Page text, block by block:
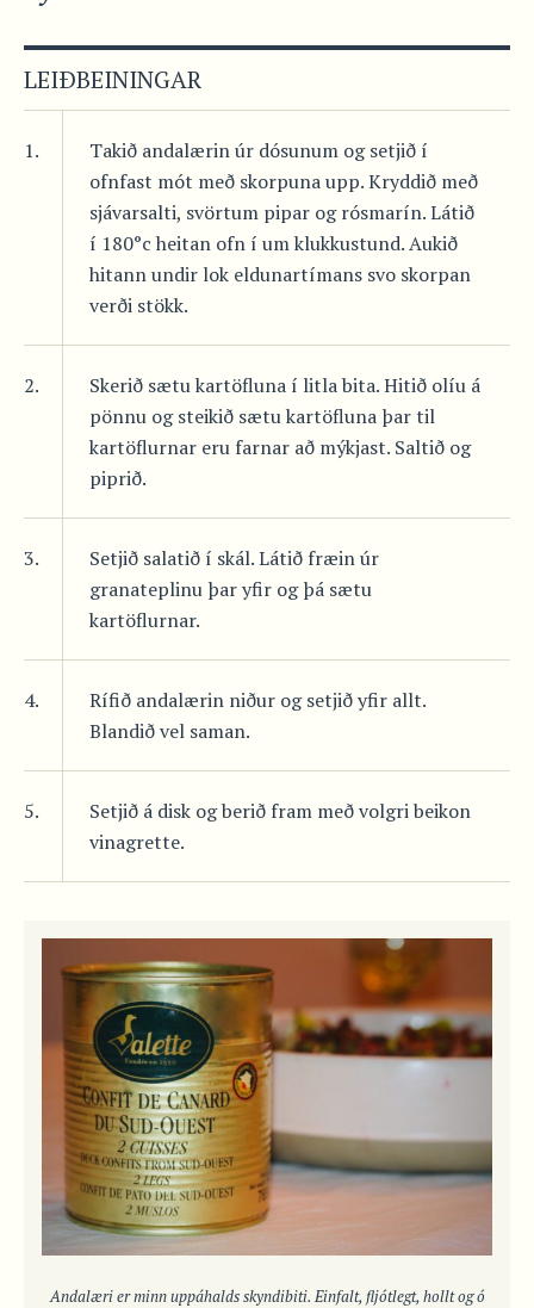
LEIÐBEININGAR
1.
Takið andalærin úr dósunum og setjið í
ofnfast mót með skorpuna upp. Kryddið með
sjávarsalti, svörtum pipar og rósmarín. Látið
í 180°c heitan ofn í um klukkustund. Aukið
hitann undir lok eldunartímans svo skorpan
verði stökk.
2.
Skerið sætu kartöfluna í litla bita. Hitið olíu á
pönnu og steikið sætu kartöfluna þar til
kartöflurnar eru farnar að mýkjast. Saltið og
piprið.
3.
Setjið salatið í skál. Látið fræin úr
granateplinu þar yfir og þá sætu
kartöflurnar.
4.
Rífið andalærin niður og setjið yfir allt.
Blandið vel saman.
5.
Setjið á disk og berið fram með volgri beikon
vinagrette.
Andalæri er minn uppáhalds skyndibiti. Einfalt, fljótlegt, hollt og ó